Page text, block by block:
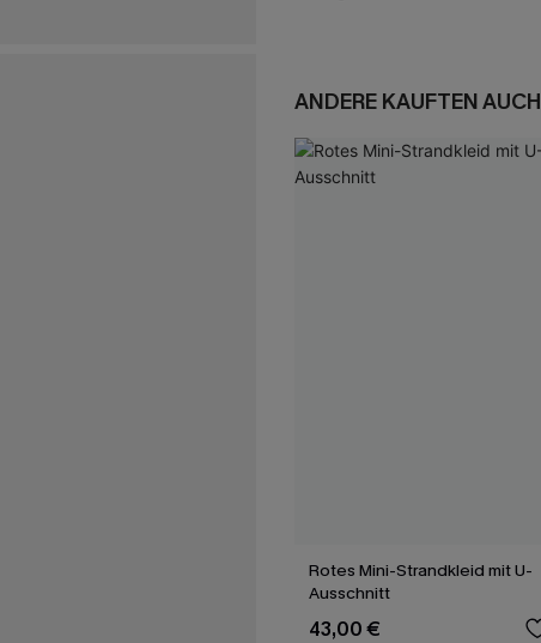
ANDERE KAUFTEN AUCH
Rotes Mini-Strandkleid mit U-
Ausschnitt
43,00 €